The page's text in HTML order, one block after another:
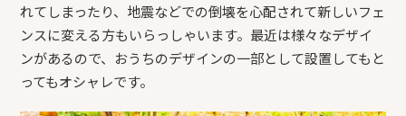
れてしまったり、地震などでの倒壊を心配されて新しいフェ
ンスに変える方もいらっしゃいます。最近は様々なデザイ
ンがあるので、おうちのデザインの一部として設置してもと
ってもオシャレです。